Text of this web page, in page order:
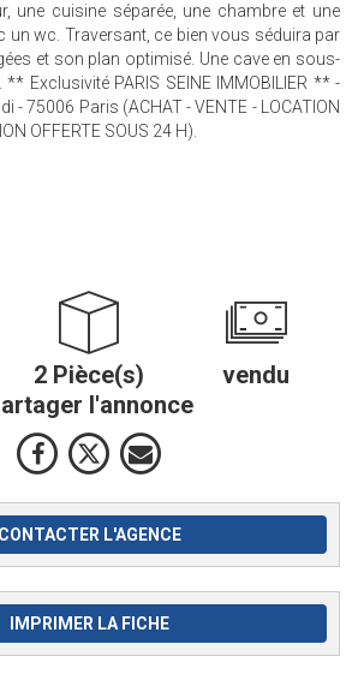
une cuisine séparée, une chambre et une
un wc. Traversant, ce bien vous séduira par
et son plan optimisé. Une cave en sous-
Exclusivité PARIS SEINE IMMOBILIER ** -
- 75006 Paris (ACHAT - VENTE - LOCATION
OFFERTE SOUS 24 H).
2 Pièce(s)
vendu
l'annonce
CONTACTER L'AGENCE
IMPRIMER LA FICHE